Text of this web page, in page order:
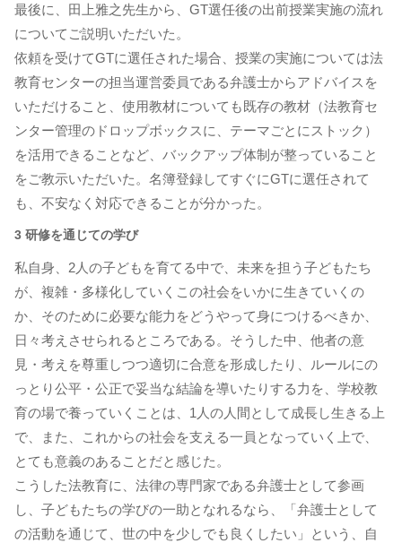
最後に、田上雅之先生から、GT選任後の出前授業実施の流れ
についてご説明いただいた。
依頼を受けてGTに選任された場合、授業の実施については法
教育センターの担当運営委員である弁護士からアドバイスを
いただけること、使用教材についても既存の教材（法教育セ
ンター管理のドロップボックスに、テーマごとにストック）
を活用できることなど、バックアップ体制が整っていること
をご教示いただいた。名簿登録してすぐにGTに選任されて
も、不安なく対応できることが分かった。
3 研修を通じての学び
私自身、2人の子どもを育てる中で、未来を担う子どもたち
が、複雑・多様化していくこの社会をいかに生きていくの
か、そのために必要な能力をどうやって身につけるべきか、
日々考えさせられるところである。そうした中、他者の意
見・考えを尊重しつつ適切に合意を形成したり、ルールにの
っとり公平・公正で妥当な結論を導いたりする力を、学校教
育の場で養っていくことは、1人の人間として成長し生きる上
で、また、これからの社会を支える一員となっていく上で、
とても意義のあることだと感じた。
こうした法教育に、法律の専門家である弁護士として参画
し、子どもたちの学びの一助となれるなら、「弁護士として
の活動を通じて、世の中を少しでも良くしたい」という、自